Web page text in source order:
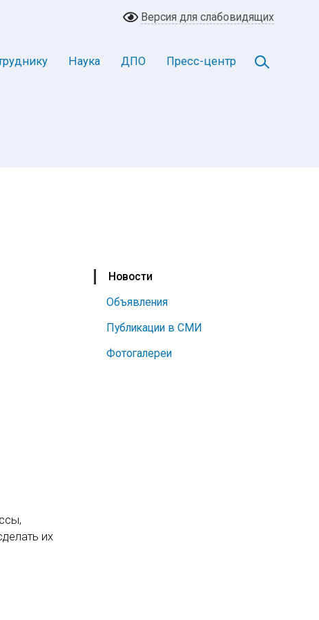
Версия для слабовидящих
Наука ДПО Пресс-центр
Новости
Объявления
Публикации в СМИ
Фотогалереи
их